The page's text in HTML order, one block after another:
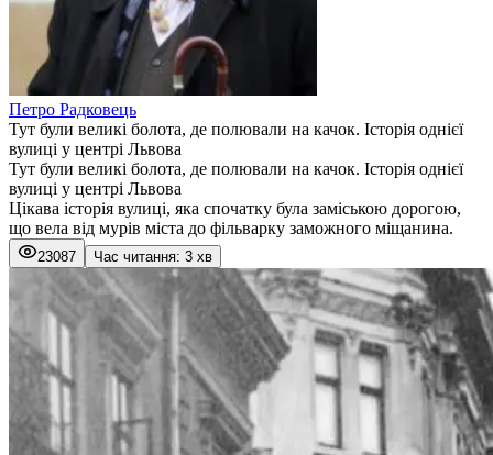
Петро Радковець
Тут були великі болота, де полювали на качок. Історія однієї
вулиці у центрі Львова
Тут були великі болота, де полювали на качок. Історія однієї
вулиці у центрі Львова
Цікава історія вулиці, яка спочатку була заміською дорогою,
що вела від мурів міста до фільварку заможного міщанина.
23087 Час читання: 3 хв